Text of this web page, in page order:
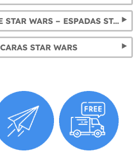
SABRES DE LUZ DE STAR WARS – ESPADAS STAR WARS DE TODOS OS PERSONAGENS
STAR WARS